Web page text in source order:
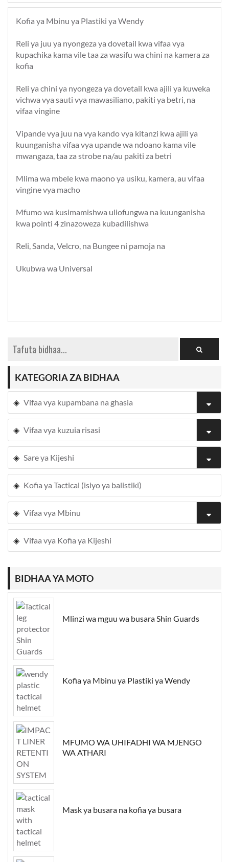
Kofia ya Mbinu ya Plastiki ya Wendy
Reli ya juu ya nyongeza ya dovetail kwa vifaa vya
kupachika kama vile taa za wasifu wa chini na kamera za
kofia
Reli ya chini ya nyongeza ya dovetail kwa ajili ya kuweka
vichwa vya sauti vya mawasiliano, pakiti ya betri, na
vifaa vingine
Vipande vya juu na vya kando vya kitanzi kwa ajili ya
kuunganisha vifaa vya upande wa ndoano kama vile
mwangaza, taa za strobe na/au pakiti za betri
Mlima wa mbele kwa maono ya usiku, kamera, au vifaa
vingine vya macho
Mfumo wa kusimamishwa uliofungwa na kuunganisha
kwa pointi 4 zinazoweza kubadilishwa
Reli, Sanda, Velcro, na Bungee ni pamoja na
Ukubwa wa Universal
KATEGORIA ZA BIDHAA
Vifaa vya kupambana na ghasia
Vifaa vya kuzuia risasi
Sare ya Kijeshi
Kofia ya Tactical (isiyo ya balistiki)
Vifaa vya Mbinu
Vifaa vya Kofia ya Kijeshi
BIDHAA YA MOTO
Mlinzi wa mguu wa busara Shin Guards
Kofia ya Mbinu ya Plastiki ya Wendy
MFUMO WA UHIFADHI WA MJENGO
WA ATHARI
Mask ya busara na kofia ya busara